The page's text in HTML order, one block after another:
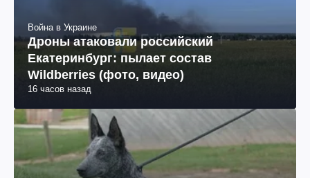
Война в Украине
Дроны атаковали российский
Екатеринбург: пылает состав
Wildberries (фото, видео)
16 часов назад